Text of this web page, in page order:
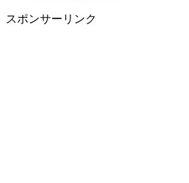
スポンサーリンク